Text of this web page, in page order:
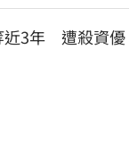
3年　遭殺資優